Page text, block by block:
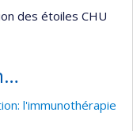
des étoiles CHU
l'immunothérapie